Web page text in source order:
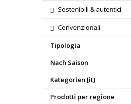
Sostenibili & autentici
Convenzionali
Tipologia
Nach Saison
Kategorien [it]
Prodotti per regione